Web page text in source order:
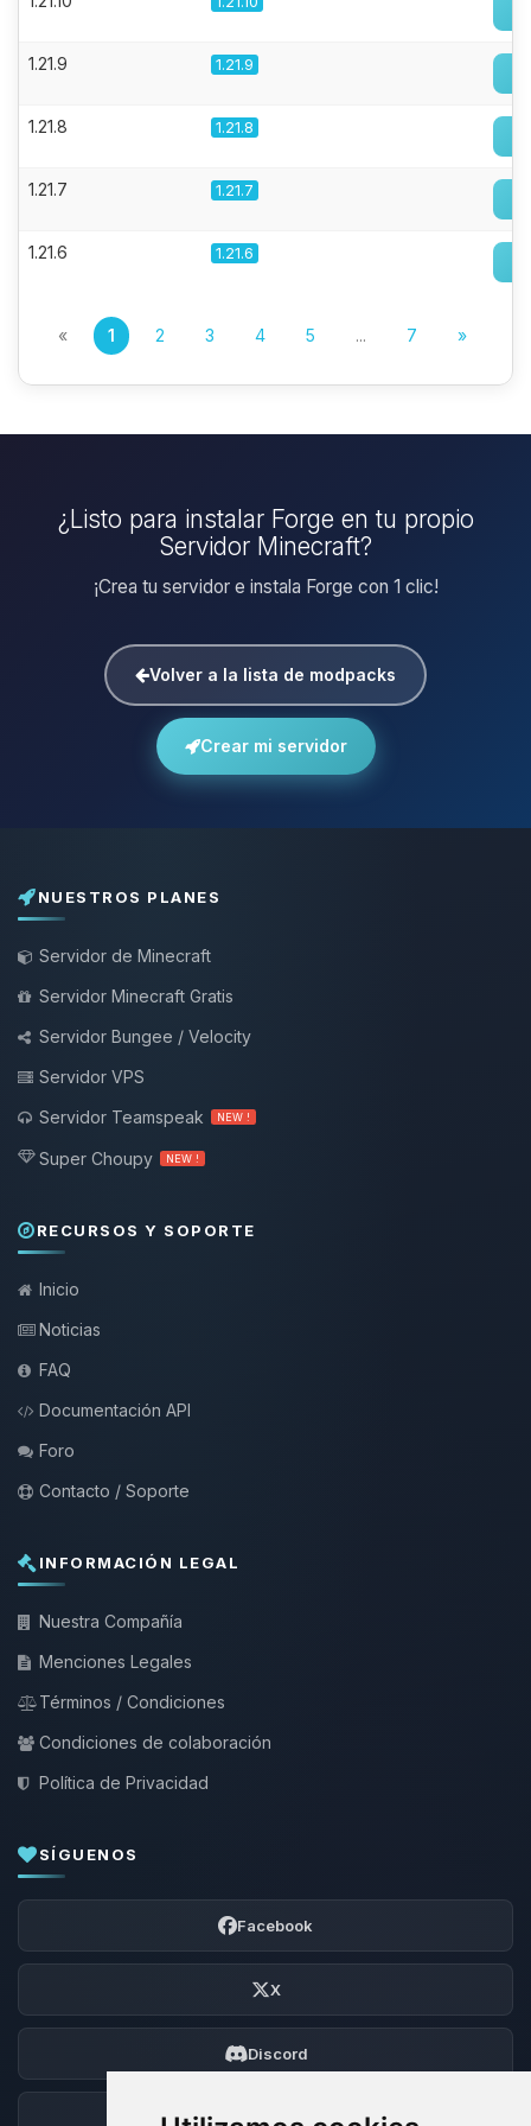
1.21.9 1.21.9
1.21.8 1.21.8
1.21.7 1.21.7
1.21.6 1.21.6
« 1 2 3 4 5 ... 7 »
¿Listo para instalar Forge en tu propio
Servidor Minecraft?
¡Crea tu servidor e instala Forge con 1 clic!
Volver a la lista de modpacks
Crear mi servidor
NUESTROS PLANES
Servidor de Minecraft
Servidor Minecraft Gratis
Servidor Bungee / Velocity
Servidor VPS
Servidor Teamspeak
NEW !
Super Choupy NEW !
RECURSOS Y SOPORTE
Inicio
Noticias
FAQ
Documentación API
Foro
Contacto / Soporte
INFORMACIÓN LEGAL
Nuestra Compañía
Menciones Legales
Términos / Condiciones
Condiciones de colaboración
Política de Privacidad
SÍGUENOS
Facebook
X
Discord
Foro